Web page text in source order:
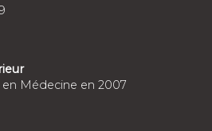
Médecine en 2007